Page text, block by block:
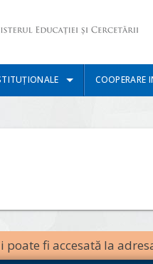
COOPERARE
fi accesată la